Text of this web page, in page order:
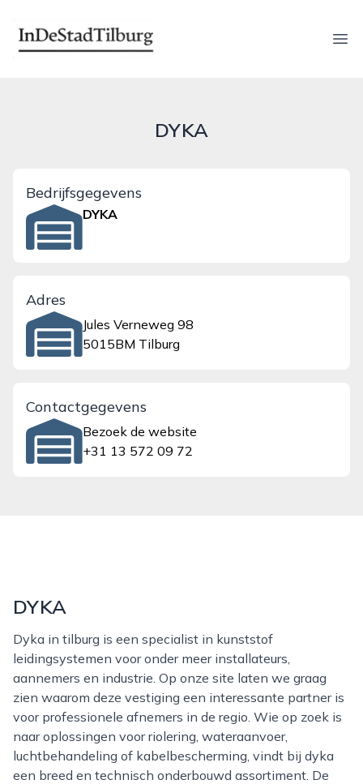
indestadtilburg.nl
DYKA
Bedrijfsgegevens
DYKA
Adres
Jules Verneweg 98
5015BM Tilburg
Contactgegevens
Bezoek de website
+31 13 572 09 72
DYKA
Dyka in tilburg is een specialist in kunststof
leidingsystemen voor onder meer installateurs,
aannemers en industrie. Op onze site laten we graag
zien waarom deze vestiging een interessante partner is
voor professionele afnemers in de regio. Wie op zoek is
naar oplossingen voor riolering, wateraanvoer,
luchtbehandeling of kabelbescherming, vindt bij dyka
een breed en technisch onderbouwd assortiment. De